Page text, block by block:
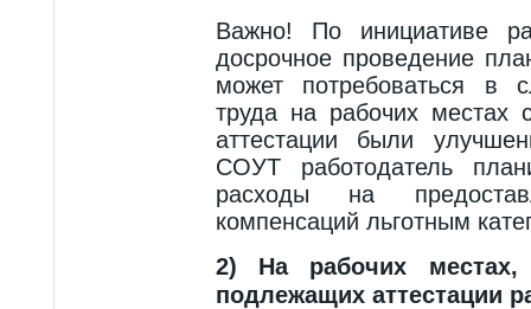
Важно! По инициативе
досрочное проведение
может потребоваться в
труда на рабочих местах
аттестации были
СОУТ работодатель
расходы на
компенсаций льготным
2) На рабочих
подлежащих аттестации